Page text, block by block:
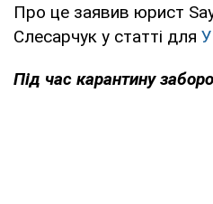
Про це заявив юрист
Слесарчук у статті для
Під час карантину